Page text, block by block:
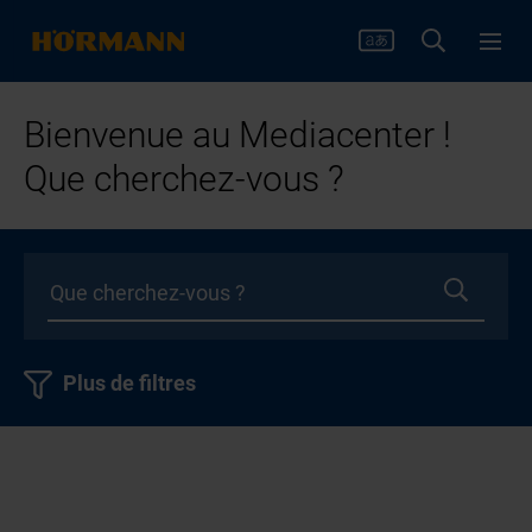
Bienvenue au Mediacenter !
Que cherchez-vous ?
Plus de filtres